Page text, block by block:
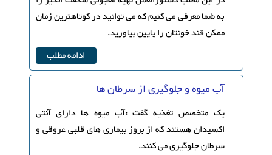
به شما معرفی می کنیم که می توانید در کوتاهترین زمان
ممکن قند خونتان را پایین بیاورید.
ادامه مطلب
آب میوه و جلوگیری از سرطان ها
یک متخصص تغذیه گفت :آب میوه ها دارای آنتی
اکسیدان هستند که از بروز بیماری های قلبی عروقی و
سرطان جلوگیری می کنند.